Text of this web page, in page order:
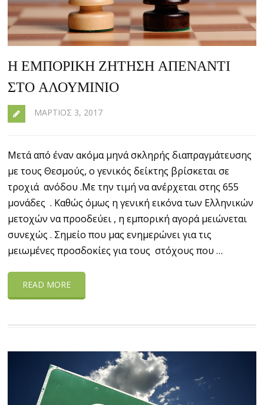
Η ΕΜΠΟΡΙΚΉ ΖΉΤΗΣΗ ΑΠΈΝΑΝΤΙ
ΣΤΟ ΑΛΟΥΜΊΝΙΟ
ΜΆΡΤΙΟΣ 3, 2017
Μετά από έναν ακόμα μηνά σκληρής διαπραγμάτευσης
με τους Θεσμούς, ο γενικός δείκτης βρίσκεται σε
τροχιά ανόδου .Με την τιμή να ανέρχεται στης 655
μονάδες . Καθώς όμως η γενική εικόνα των Ελληνικών
μετοχών να προοδεύει , η εμπορική αγορά μειώνεται
συνεχώς . Σημείο που μας ενημερώνει για τις
μειωμένες προσδοκίες για τους στόχους που …
READ MORE